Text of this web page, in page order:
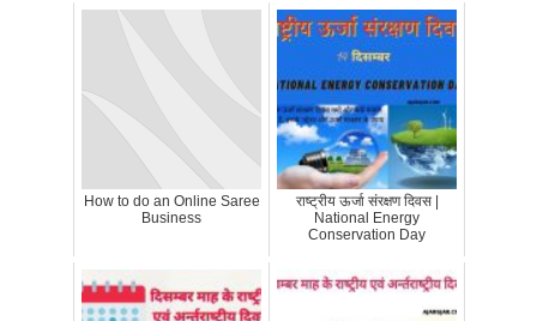
How to do an Online Saree
Business
राष्ट्रीय ऊर्जा संरक्षण दिवस |
National Energy
Conservation Day